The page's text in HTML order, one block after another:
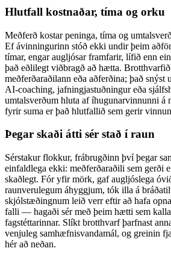
Hlutfall kostnaðar, tíma og orku
Meðferð kostar peninga, tíma og
Ef ávinningurinn stóð ekki undir þeim
tímar, engar augljósar framfarir, lífið enn
það eðlilegt viðbragð að hætta.
meðferðaraðilann eða aðferðina; það
AI-coaching, jafningjastuðningur eða
umtalsverðum hluta af íhugunarvinnunni
fyrir suma er það hlutfallið sem gerir
Þegar skaði átti sér stað í raun
Sérstakur flokkur, frábrugðinn því þegar
einfaldlega ekki: meðferðaraðili sem gerði
skaðlegt. Fór yfir mörk, gaf augljóslega
raunverulegum áhyggjum, tók illa á
skjólstæðingnum leið verr eftir að hafa
falli — hagaði sér með þeim hætti sem
fagstéttarinnar. Slíkt brotthvarf þarfnast
venjuleg samhæfnisvandamál, og greinin
hér að neðan.